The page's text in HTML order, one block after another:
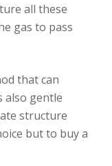
all these
gas to pass
that can
also gentle
structure
but to buy a